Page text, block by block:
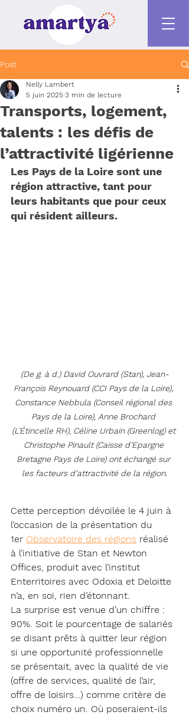
Post
Transports, logement,
talents : les défis de
l’attractivité ligérienne
Nelly Lambert
5 juin 2025 3 min de lecture
Les Pays de la Loire sont une
région attractive, tant pour
leurs habitants que pour ceux
qui résident ailleurs.
(De g. à d.) David Ouvrard (Stan), Jean-
François Reynouard (CCI Pays de la Loire),
Constance Nebbula (Conseil régional des
Pays de la Loire), Anne Brochard
(L’Étincelle RH), Céline Urbain (Greenlog) et
Christophe Pinault (Caisse d’Epargne
Bretagne Pays de Loire) ont échangé sur
les facteurs d’attractivité de la région.
Cette perception dévoilée le 4 juin à
l’occasion de la présentation du
1er Observatoire des régions réalisé
à l’initiative de Stan et Newton
Offices, produit avec l’institut
Enterritoires avec Odoxia et Deloitte
n’a, en soi, rien d’étonnant.
La surprise est venue d’un chiffre :
90%. Soit le pourcentage de salariés
se disant prêts à quitter leur région
si une opportunité professionnelle
se présentait, avec la qualité de vie
(offre de services, qualité de l’air,
offre de loisirs…) comme critère de
choix numéro un. Où poseraient-ils